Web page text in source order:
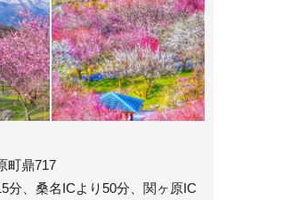
町鼎717
分、桑名ICより50分、関ヶ原IC